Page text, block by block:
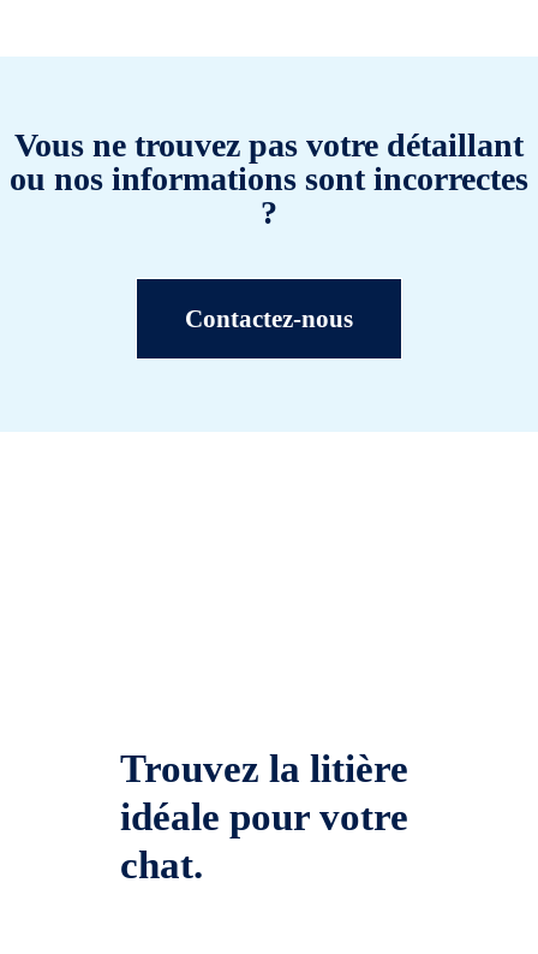
Vous ne trouvez pas votre détaillant
ou nos informations sont incorrectes
?
Contactez-nous
Trouvez la litière
idéale pour votre
chat.